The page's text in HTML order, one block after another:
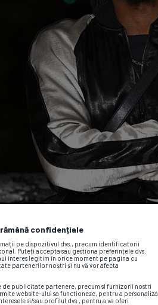
confidențiale
pe dispozitivul dvs., precum identificatorii
Puteți accepta sau gestiona preferințele dvs.
interes legitim în orice moment pe pagina cu
partenerilor noștri și nu vă vor afecta
publicitate partenere, precum si furnizorii nostri
website-ului sa functioneze, pentru a personaliza
si/sau profilul dvs., pentru a va oferi